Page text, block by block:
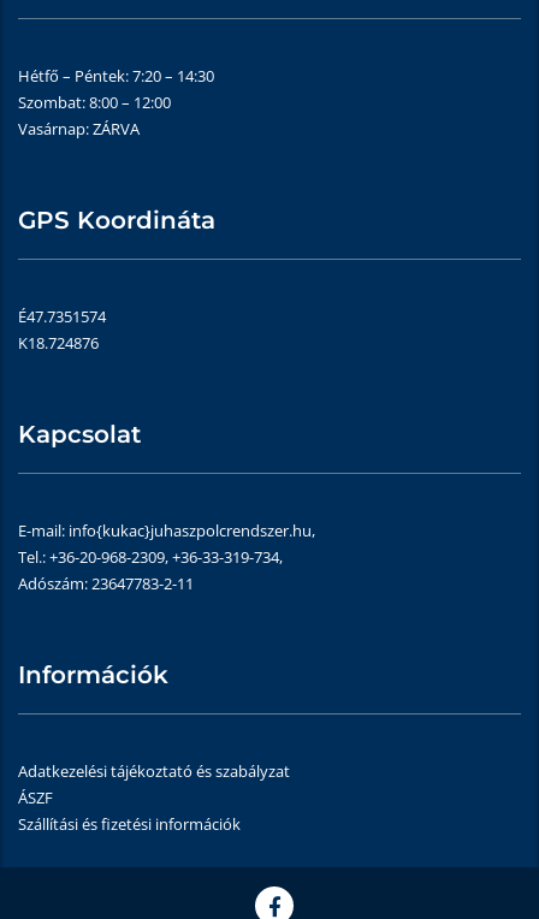
Hétfő – Péntek: 7:20 – 14:30
Szombat: 8:00 – 12:00
Vasárnap: ZÁRVA
GPS Koordináta
É47.7351574
K18.724876
Kapcsolat
E-mail: info{kukac}juhaszpolcrendszer.hu,
Tel.: +36-20-968-2309, +36-33-319-734,
Adószám: 23647783-2-11
Információk
Adatkezelési tájékoztató és szabályzat
ÁSZF
Szállítási és fizetési információk